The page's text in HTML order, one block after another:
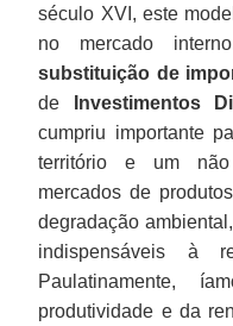
século XVI, este
no mercado
substituição de
de
Investimentos
cumpriu importante
território e um não
mercados de
degradação
indispensáveis à
Paulatinamente,
produtividade e da